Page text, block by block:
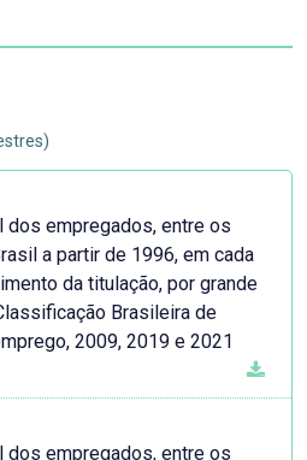
dos empregados, entre os
a partir de 1996, em cada
da titulação, por grande
Brasileira de
2009, 2019 e 2021
dos empregados, entre os